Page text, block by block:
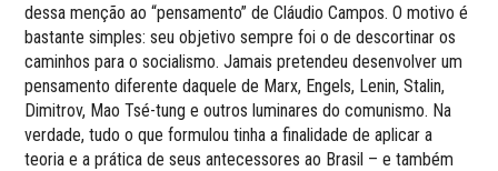
dessa menção ao “pensamento” de Cláudio Campos. O motivo é
bastante simples: seu objetivo sempre foi o de descortinar os
caminhos para o socialismo. Jamais pretendeu desenvolver um
pensamento diferente daquele de Marx, Engels, Lenin, Stalin,
Dimitrov, Mao Tsé-tung e outros luminares do comunismo. Na
verdade, tudo o que formulou tinha a finalidade de aplicar a
teoria e a prática de seus antecessores ao Brasil – e também